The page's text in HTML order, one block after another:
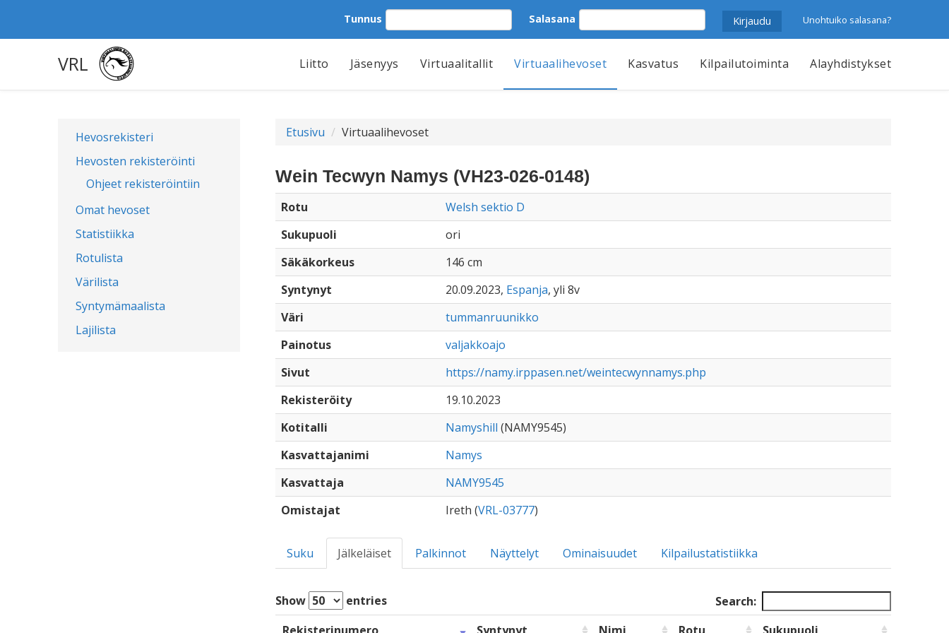
Tunnus Salasana Unohtuiko salasana?
VRL Liitto Jäsenyys Virtuaalitallit Virtuaalihevoset Kasvatus Kilpailutoiminta Alayhdistykset
Hevosrekisteri
Hevosten rekisteröinti
Ohjeet rekisteröintiin
Omat hevoset
Statistiikka
Rotulista
Värilista
Syntymämaalista
Lajilista
Etusivu Virtuaalihevoset
Wein Tecwyn Namys (VH23-026-0148)
Rotu
Welsh sektio D
Sukupuoli
ori
Säkäkorkeus
146 cm
Syntynyt
20.09.2023, Espanja, yli 8v
Väri
tummanruunikko
Painotus
valjakkoajo
Sivut
https://namy.irppasen.net/weintecwynnamys.php
Rekisteröity
19.10.2023
Kotitalli
Namyshill (NAMY9545)
Kasvattajanimi
Namys
Kasvattaja
NAMY9545
Omistajat
Ireth (VRL-03777)
Suku Jälkeläiset Palkinnot Näyttelyt Ominaisuudet Kilpailustatistiikka
Show entries
Search: